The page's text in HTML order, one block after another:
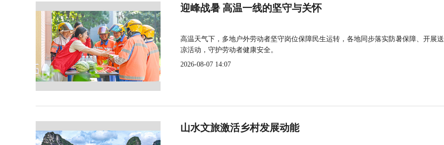
迎峰战暑 高温一线的坚守与关怀
高温天气下，多地户外劳动者坚守岗位保障民生运转，各地同步落实防暑保障、开展
凉活动，守护劳动者健康安全。
2026-08-07 14:07
山水文旅激活乡村发展动能